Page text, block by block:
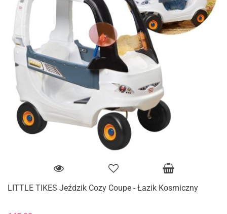
LITTLE TIKES Jeździk Cozy Coupe - Łazik Kosmiczny